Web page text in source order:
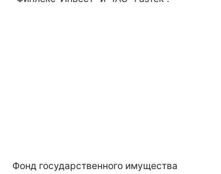
Фонд государственного имущества